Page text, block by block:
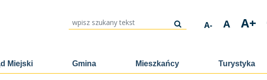
wpisz szukany tekst A- A A+
Miejski Gmina Mieszkańcy Turystyka